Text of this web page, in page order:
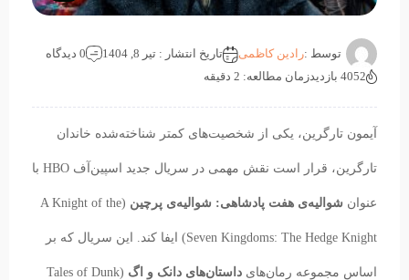
توسط :رادین کاظمی تاریخ انتشار : تیر 8, 1404
0 دیدگاه
4052 بازدید
زمان مطالعه: 2 دقیقه
آیمون تارگرین، یکی از شخصیت‌های کمتر شناخته‌شده خاندان
تارگرین، قرار است نقش مهمی در سریال جدید اسپین‌آف HBO با
عنوان شوالیه‌ی هفت پادشاهی: شوالیه‌ی پرچین (A Knight of the
Seven Kingdoms: The Hedge Knight) ایفا کند. این سریال که بر
اساس مجموعه رمان‌های داستان‌های دانک و اگ (Tales of Dunk